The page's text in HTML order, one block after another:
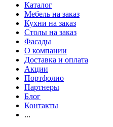
Каталог
Мебель на заказ
Кухни на заказ
Столы на заказ
Фасады
О компании
Доставка и оплата
Акции
Портфолио
Партнеры
Блог
Контакты
...